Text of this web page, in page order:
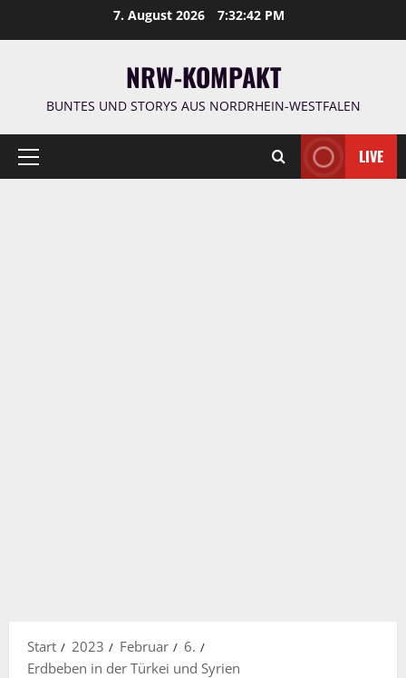
7. August 2026 7:32:43 PM
NRW-KOMPAKT
BUNTES UND STORYS AUS NORDRHEIN-WESTFALEN
Primäres
LIVE
Start 2023 Februar
6.
Erdbeben in der Türkei und Syrien